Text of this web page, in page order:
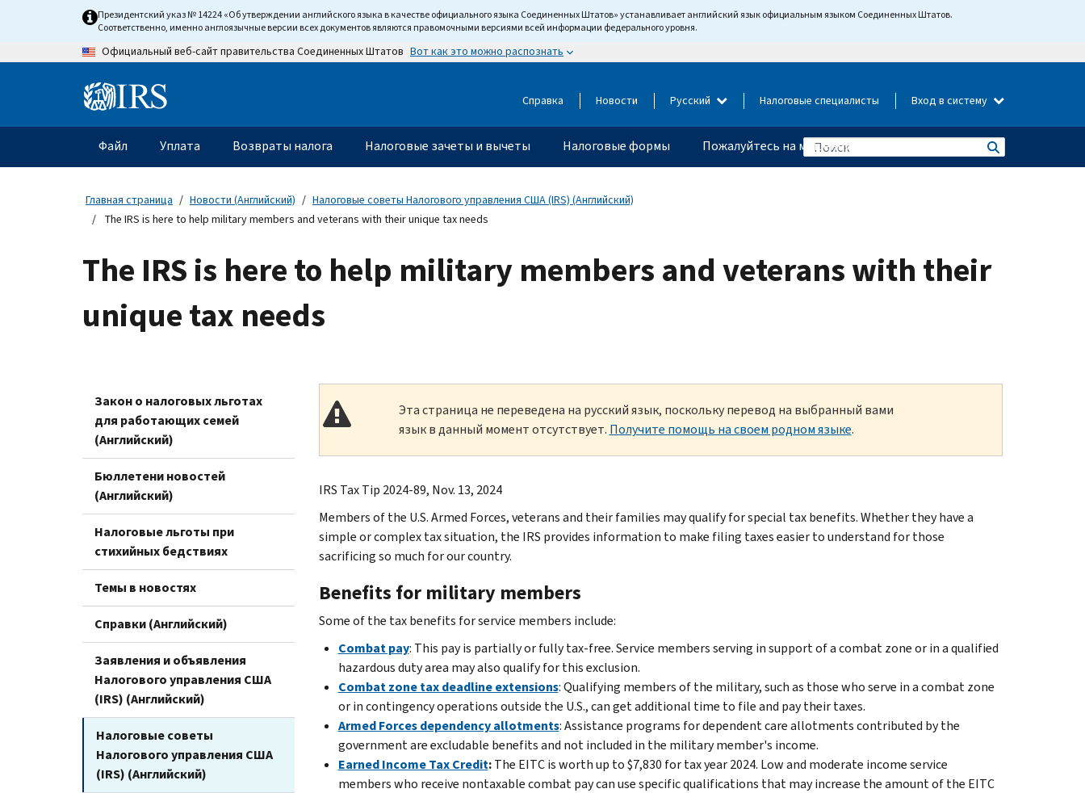
content
Президентский указ № 14224 «Об утверждении английского языка в качестве официального языка Соединенных Штатов» устанавливает английский язык официальным языком Соединенных Штатов.
Соответственно, именно англоязычные версии всех документов являются правомочными версиями всей информации федерального уровня.
Официальный веб-сайт правительства Соединенных Штатов Вот как это можно распознать
Information Справка Новости Русский Налоговые специалисты Вход в систему
Главное
меню
Файл Уплата Возвраты налога Налоговые зачеты и вычеты Налоговые формы Пожалуйтесь на мошенничество
Главная страница Новости (Английский)
Налоговые советы Налогового управления США (IRS) (Английский)
The IRS is here to help military members and veterans with their unique tax needs
The IRS is here to help military members and veterans with their
unique tax needs
Закон о налоговых льготах
для работающих семей
(Английский)
Бюллетени новостей
(Английский)
Налоговые льготы при
стихийных бедствиях
Темы в новостях
Справки (Английский)
Заявления и объявления
Налогового управления США
(IRS) (Английский)
Налоговые советы
Налогового управления США
(IRS) (Английский)
Эта страница не переведена на русский язык, поскольку перевод на выбранный вами
язык в данный момент отсутствует. Получите помощь на своем родном языке.
IRS Tax Tip 2024-89, Nov. 13, 2024
Members of the U.S. Armed Forces, veterans and their families may qualify for special tax benefits. Whether they have a
simple or complex tax situation, the IRS provides information to make filing taxes easier to understand for those
sacrificing so much for our country.
Benefits for military members
Some of the tax benefits for service members include:
Combat pay: This pay is partially or fully tax-free. Service members serving in support of a combat zone or in a qualified
hazardous duty area may also qualify for this exclusion.
Combat zone tax deadline extensions: Qualifying members of the military, such as those who serve in a combat zone
or in contingency operations outside the U.S., can get additional time to file and pay their taxes.
Armed Forces dependency allotments: Assistance programs for dependent care allotments contributed by the
government are excludable benefits and not included in the military member's income.
Earned Income Tax Credit:The EITC is worth up to $7,830 for tax year 2024. Low and moderate income service
members who receive nontaxable combat pay can use specific qualifications that may increase the amount of the EITC